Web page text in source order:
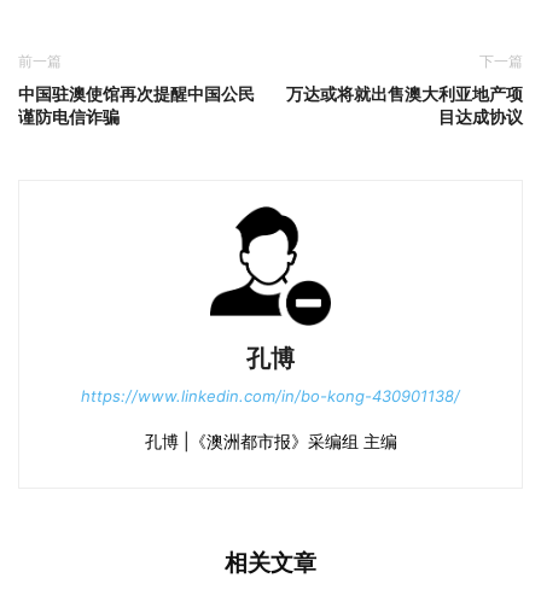
前一篇
中国驻澳使馆再次提醒中国公民
谨防电信诈骗
下一篇
万达或将就出售澳大利亚地产项
目达成协议
孔博
https://www.linkedin.com/in/bo-kong-430901138/
孔博 |《澳洲都市报》采编组 主编
相关文章